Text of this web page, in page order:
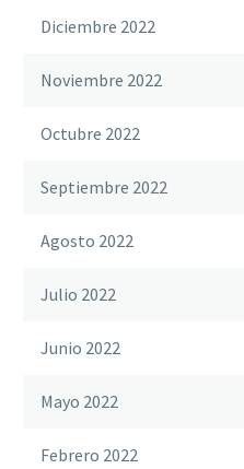
Diciembre 2022
Noviembre 2022
Octubre 2022
Septiembre 2022
Agosto 2022
Julio 2022
Junio 2022
Mayo 2022
Febrero 2022